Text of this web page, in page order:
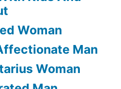
Woman
Man
Woman